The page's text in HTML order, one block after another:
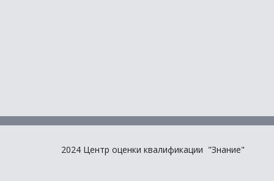
2024 Центр оценки квалификации "Знание"